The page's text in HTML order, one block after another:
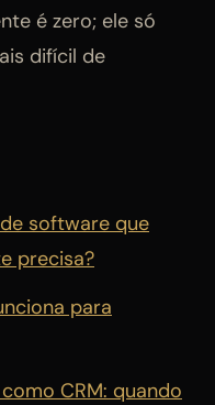
é zero; ele só
difícil de
software que
precisa?
para
CRM: quando